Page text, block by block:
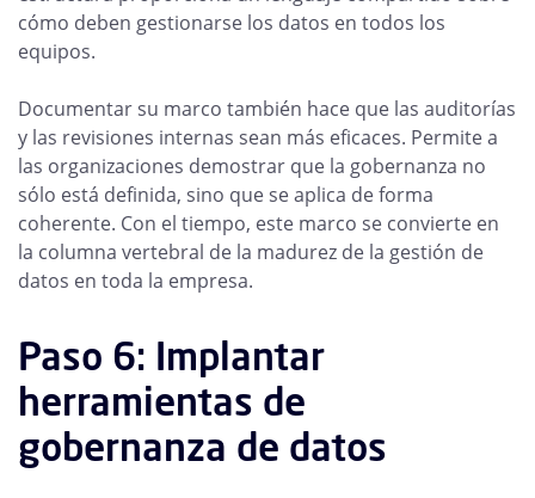
cómo deben gestionarse los datos en todos los
equipos.
Documentar su marco también hace que las auditorías
y las revisiones internas sean más eficaces. Permite a
las organizaciones demostrar que la gobernanza no
sólo está definida, sino que se aplica de forma
coherente. Con el tiempo, este marco se convierte en
la columna vertebral de la madurez de la gestión de
datos en toda la empresa.
Paso 6: Implantar
herramientas de
gobernanza de datos